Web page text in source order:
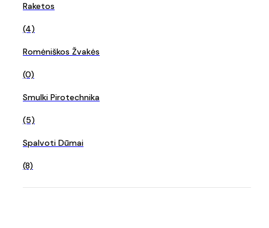
Raketos
(4)
Romėniškos Žvakės
(0)
Smulki Pirotechnika
(5)
Spalvoti Dūmai
(8)